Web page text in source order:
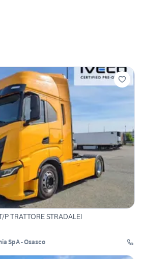
P TRATTORE STRADALEI
SpA - Osasco